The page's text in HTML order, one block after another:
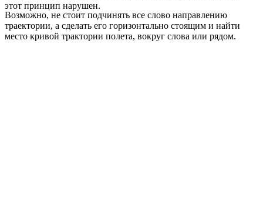
этот принцип нарушен.
Возможно, не стоит подчинять все слово направлению
траектории, а сделать его горизонтально стоящим и найти
место кривой трактории полета, вокруг слова или рядом.